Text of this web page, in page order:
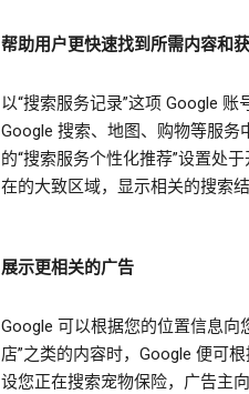
帮助用户更快速找到所需内容和
以“搜索服务记录”这项 Google
Google 搜索、地图、购物等服
的“搜索服务个性化推荐”设置处
在的大致区域，显示相关的搜索
展示更相关的广告
Google 可以根据您的位置信息向
店”之类的内容时，Google 便可
设您正在搜索宠物保险，广告主